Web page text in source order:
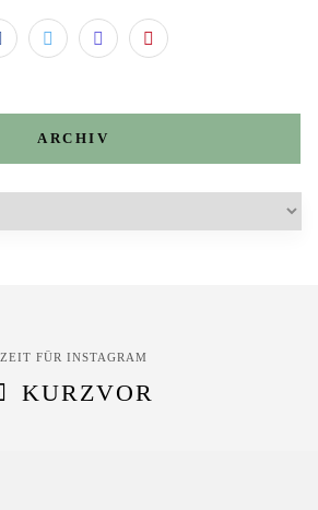
ARCHIV
ZEIT FÜR INSTAGRAM
KURZVOR